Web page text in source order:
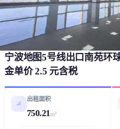
宁波地图5号线出口南苑环
金单价 2.5 元含税
📐
出租面积
750.21m²